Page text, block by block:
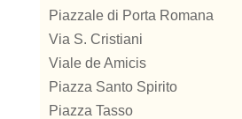
Piazzale di Porta Romana
Via S. Cristiani
Viale de Amicis
Piazza Santo Spirito
Piazza Tasso